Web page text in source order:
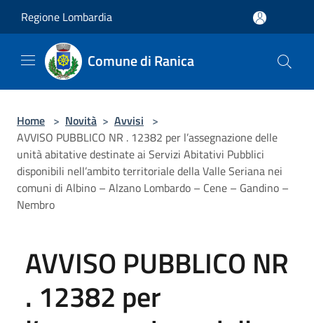
Regione Lombardia
Comune di Ranica
Home > Novità > Avvisi >
AVVISO PUBBLICO NR . 12382 per l’assegnazione delle
unità abitative destinate ai Servizi Abitativi Pubblici
disponibili nell’ambito territoriale della Valle Seriana nei
comuni di Albino – Alzano Lombardo – Cene – Gandino –
Nembro
AVVISO PUBBLICO NR
. 12382 per